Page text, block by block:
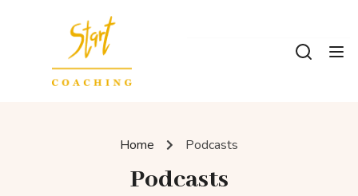
Home Podcasts
Podcasts